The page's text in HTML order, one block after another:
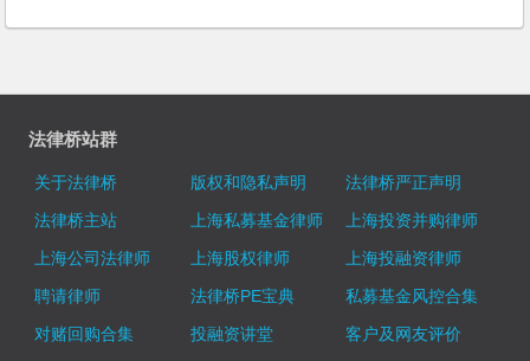
法律桥站群
关于法律桥 版权和隐私声明
法律桥严正声明
法律桥主站
上海私募基金律师
上海投资并购律师
上海公司法律师
上海股权律师
上海投融资律师
聘请律师
法律桥PE宝典
私募基金风控合集
对赌回购合集
投融资讲堂
客户及网友评价